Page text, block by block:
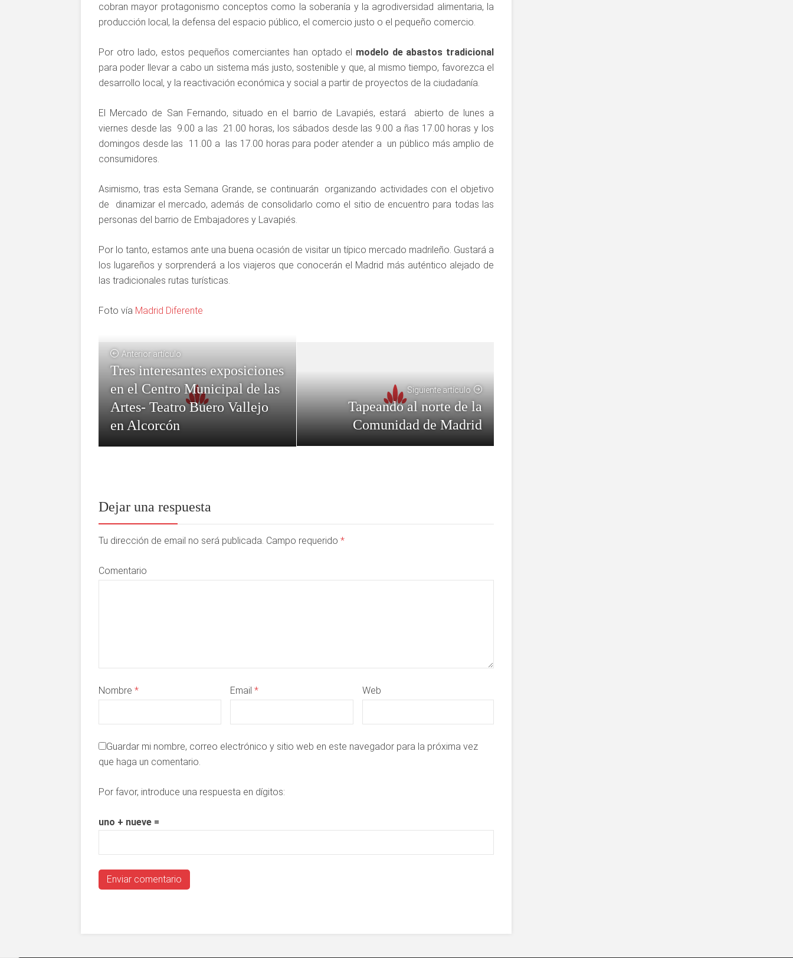
cobran mayor protagonismo conceptos como la soberanía y la agrodiversidad alimentaria, la
producción local, la defensa del espacio público, el comercio justo o el pequeño comercio.
Por otro lado, estos pequeños comerciantes han optado el modelo de abastos tradicional
para poder llevar a cabo un sistema más justo, sostenible y que, al mismo tiempo, favorezca el
desarrollo local, y la reactivación económica y social a partir de proyectos de la ciudadanía.
El Mercado de San Fernando, situado en el barrio de Lavapiés, estará abierto de lunes a
viernes desde las 9.00 a las 21.00 horas, los sábados desde las 9.00 a ñas 17.00 horas y los
domingos desde las 11.00 a las 17.00 horas para poder atender a un público más amplio de
consumidores.
Asimismo, tras esta Semana Grande, se continuarán organizando actividades con el objetivo
de dinamizar el mercado, además de consolidarlo como el sitio de encuentro para todas las
personas del barrio de Embajadores y Lavapiés.
Por lo tanto, estamos ante una buena ocasión de visitar un típico mercado madrileño. Gustará a
los lugareños y sorprenderá a los viajeros que conocerán el Madrid más auténtico alejado de
las tradicionales rutas turísticas.
Foto vía Madrid Diferente
Anterior artículo
Tres interesantes exposiciones
en el Centro Municipal de las
Artes- Teatro Buero Vallejo
en Alcorcón
Siguiente artículo
Tapeando al norte de la
Comunidad de Madrid
Dejar una respuesta
Tu dirección de email no será publicada. Campo requerido *
Comentario
Nombre * Email * Web
Guardar mi nombre, correo electrónico y sitio web en este navegador para la próxima vez
que haga un comentario.
Por favor, introduce una respuesta en dígitos:
uno + nueve =